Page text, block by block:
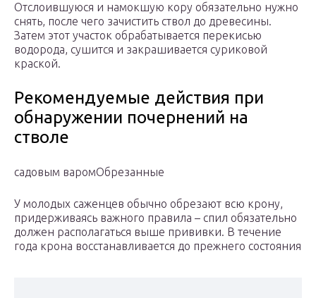
Отслоившуюся и намокшую кору обязательно нужно
снять, после чего зачистить ствол до древесины.
Затем этот участок обрабатывается перекисью
водорода, сушится и закрашивается суриковой
краской.
Рекомендуемые действия при
обнаружении почернений на
стволе
садовым варомОбрезанные
У молодых саженцев обычно обрезают всю крону,
придерживаясь важного правила – спил обязательно
должен располагаться выше прививки. В течение
года крона восстанавливается до прежнего состояния